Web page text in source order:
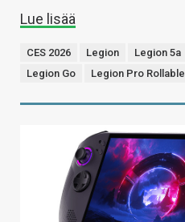
Lue lisää
CES 2026 Legion Legion 5a
Legion Go
Legion Pro Rollable